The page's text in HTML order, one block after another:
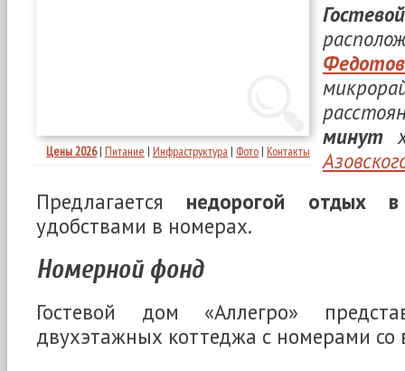
Цены 2026| Питание | Инфраструктура | Фото | Контакты
минут
Предлагается недорогой отдых
удобствами в номерах.
Номерной фонд
Гостевой дом «Аллегро»
двухэтажных коттеджа с номерами со